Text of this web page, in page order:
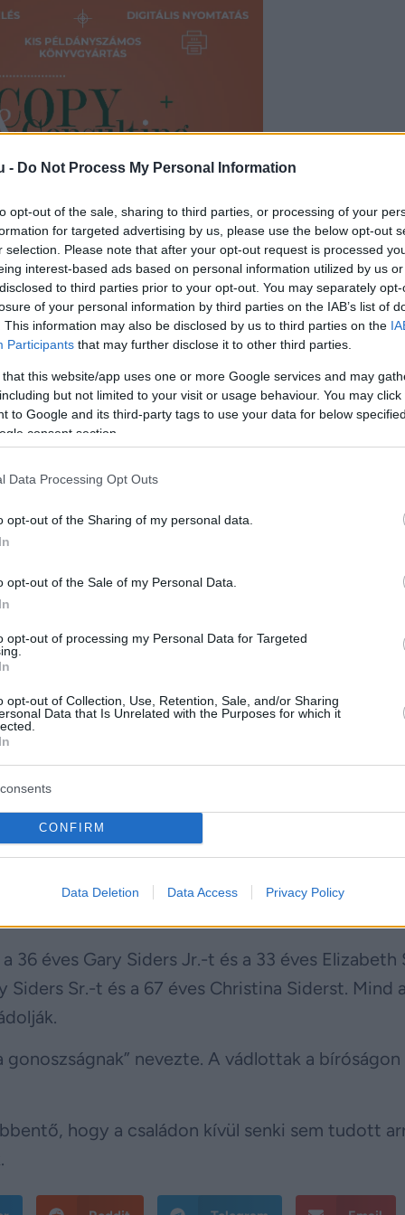
- Do Not Process My Personal Information
opt-out of the sale, sharing to third parties, or processing of your
for targeted advertising by us, please use the below opt-out
selection. Please note that after your opt-out request is processed
interest-based ads based on personal information utilized by us
to third parties prior to your opt-out. You may separately
of your personal information by third parties on the IAB’s list of
This information may also be disclosed by us to third parties on the
Participants that may further disclose it to other third parties.
that this website/app uses one or more Google services and may
but not limited to your visit or usage behaviour. You may
to Google and its third-party tags to use your data for below
consent section.
Data Processing Opt Outs
opt-out of the Sharing of my personal data.
opt-out of the Sale of my Personal Data.
opt-out of processing my Personal Data for Targeted
opt-out of Collection, Use, Retention, Sale, and/or Sharing
Data that Is Unrelated with the Purposes for which it
CONFIRM
Data Deletion Data Access Privacy Policy
rá 16 gyermekre az amerikai Ohio államban. A
embertelen körülmények között egy
ügyben végrehajtott házkutatás során vizsgáltak
30-án fedezték fel. Az ügyészek szerint a
hogy egyáltalán gyerekek tartózkodnak az
a helyszínen látottakról azt mondta, hogy több
emlékeztettek”.
a körülményekről. Elmondása szerint az
mint amilyenek között a gyerekek éltek.
borított udvar és ház látható. A kertben
hevert, az épület belsejében pedig
részét egy körülbelül 3,5 x 3,5 méteres
hogyan tartották őket ott több mint
18 éves lány a nyomozók szerint még a saját
Columbus városába, közülük kettőt
a felfedezés napján életveszélyes volt – írja a
gyermekvédelmi szolgálat vette át.
éves Gary Siders Jr.-t és a 33 éves Elizabeth
Siders Sr.-t és a 67 éves Christina Siderst. Mind a
nevezte. A vádlottak a bíróságon
hogy a családon kívül senki sem tudott